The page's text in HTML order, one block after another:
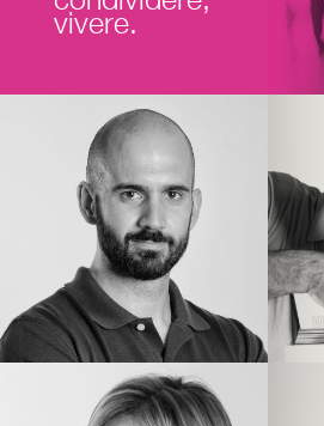
vivere.
Il team Smart Mix